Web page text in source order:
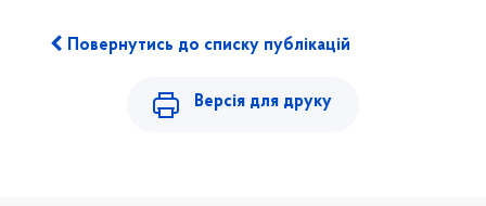
Повернутись до списку публікацій
Версія для друку